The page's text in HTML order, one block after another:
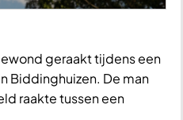
geraakt tijdens een
Biddinghuizen. De man
raakte tussen een